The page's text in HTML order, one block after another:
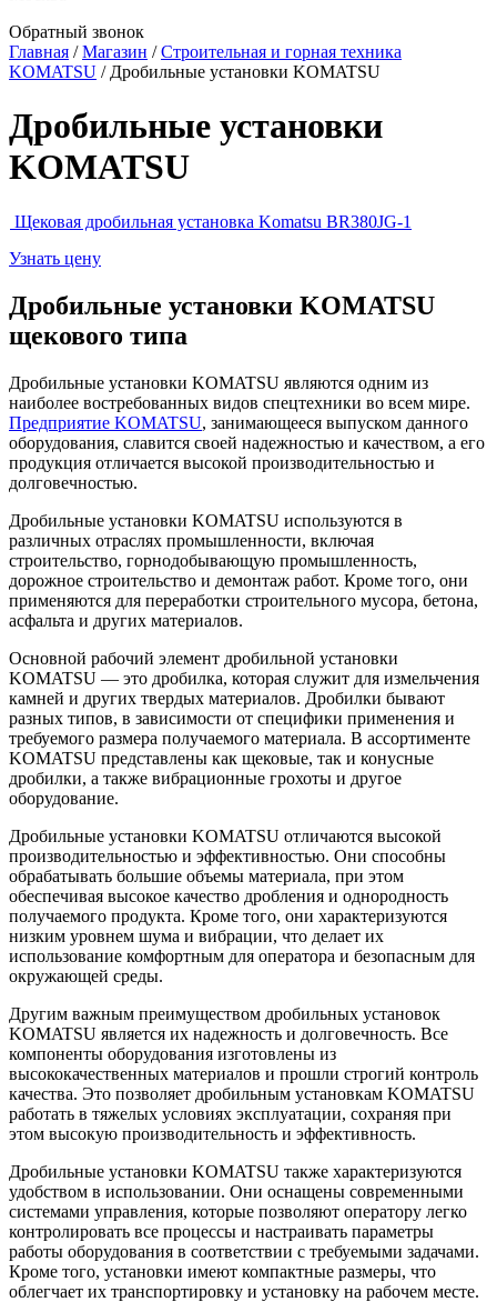
Обратный звонок
Главная /Магазин /Строительная и горная техника
KOMATSU / Дробильные установки KOMATSU
Дробильные установки
KOMATSU
Щековая дробильная установка Komatsu BR380JG-1
Узнать цену
Дробильные установки KOMATSU
щекового типа
Дробильные установки KOMATSU являются одним из
наиболее востребованных видов спецтехники во всем мире.
Предприятие KOMATSU, занимающееся выпуском данного
оборудования, славится своей надежностью и качеством, а его
продукция отличается высокой производительностью и
долговечностью.
Дробильные установки KOMATSU используются в
различных отраслях промышленности, включая
строительство, горнодобывающую промышленность,
дорожное строительство и демонтаж работ. Кроме того, они
применяются для переработки строительного мусора, бетона,
асфальта и других материалов.
Основной рабочий элемент дробильной установки
KOMATSU — это дробилка, которая служит для измельчения
камней и других твердых материалов. Дробилки бывают
разных типов, в зависимости от специфики применения и
требуемого размера получаемого материала. В ассортименте
KOMATSU представлены как щековые, так и конусные
дробилки, а также вибрационные грохоты и другое
оборудование.
Дробильные установки KOMATSU отличаются высокой
производительностью и эффективностью. Они способны
обрабатывать большие объемы материала, при этом
обеспечивая высокое качество дробления и однородность
получаемого продукта. Кроме того, они характеризуются
низким уровнем шума и вибрации, что делает их
использование комфортным для оператора и безопасным для
окружающей среды.
Другим важным преимуществом дробильных установок
KOMATSU является их надежность и долговечность. Все
компоненты оборудования изготовлены из
высококачественных материалов и прошли строгий контроль
качества. Это позволяет дробильным установкам KOMATSU
работать в тяжелых условиях эксплуатации, сохраняя при
этом высокую производительность и эффективность.
Дробильные установки KOMATSU также характеризуются
удобством в использовании. Они оснащены современными
системами управления, которые позволяют оператору легко
контролировать все процессы и настраивать параметры
работы оборудования в соответствии с требуемыми задачами.
Кроме того, установки имеют компактные размеры, что
облегчает их транспортировку и установку на рабочем месте.